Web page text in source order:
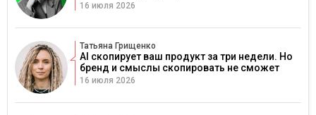
16 июля 2026
Татьяна Грищенко
AI скопирует ваш продукт за три недели. Но
бренд и смыслы скопировать не сможет
16 июля 2026